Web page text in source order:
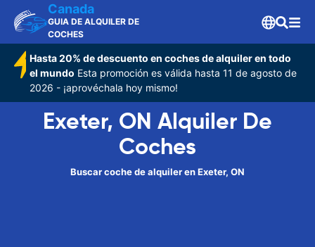
Canada
GUIA DE ALQUILER DE
COCHES
Hasta 20% de descuento en coches de alquiler en todo
el mundo Esta promoción es válida hasta 11 de agosto de
2026 - ¡aprovéchala hoy mismo!
Exeter, ON Alquiler De
Coches
Buscar coche de alquiler en Exeter, ON